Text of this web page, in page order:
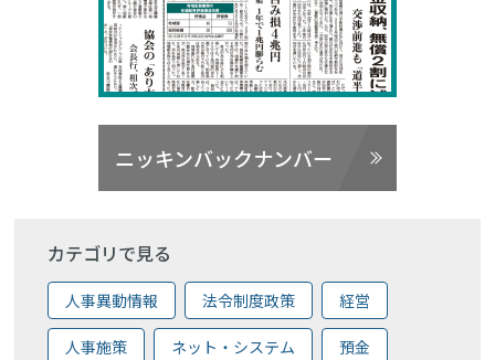
ニッキンバックナンバー
カテゴリで見る
人事異動情報 法令制度政策 経営
人事施策 ネット・システム 預金